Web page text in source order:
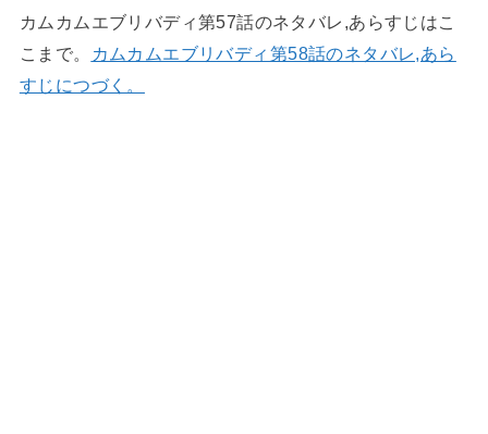
カムカムエブリバディ第57話のネタバレ,あらすじはこ
こまで。
カムカムエブリバディ第58話のネタバレ,あら
すじにつづく。